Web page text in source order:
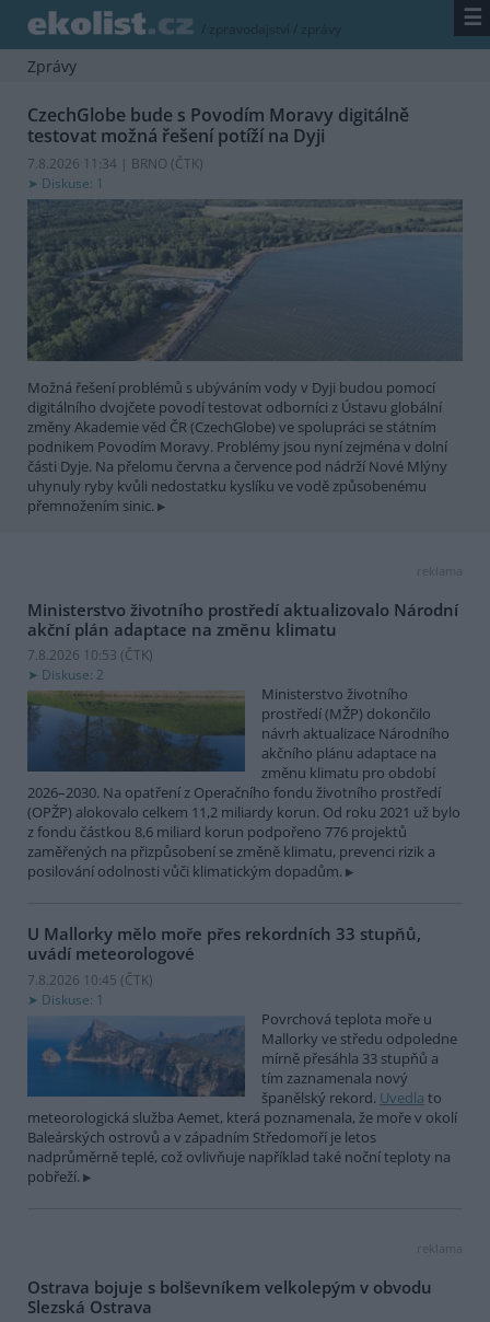
/ zpravodajství / zprávy ☰
Zprávy
CzechGlobe bude s Povodím Moravy digitálně
testovat možná řešení potíží na Dyji
7.8.2026 11:34 | BRNO (ČTK)
Diskuse: 1
Možná řešení problémů s ubýváním vody v Dyji budou pomocí
digitálního dvojčete povodí testovat odborníci z Ústavu globální
změny Akademie věd ČR (CzechGlobe) ve spolupráci se státním
podnikem Povodím Moravy. Problémy jsou nyní zejména v dolní
části Dyje. Na přelomu června a července pod nádrží Nové Mlýny
uhynuly ryby kvůli nedostatku kyslíku ve vodě způsobenému
přemnožením sinic.
reklama
Ministerstvo životního prostředí aktualizovalo Národní
akční plán adaptace na změnu klimatu
7.8.2026 10:53 (ČTK)
Diskuse: 2
Ministerstvo životního
prostředí (MŽP) dokončilo
návrh aktualizace Národního
akčního plánu adaptace na
změnu klimatu pro období
2026–2030. Na opatření z Operačního fondu životního prostředí
(OPŽP) alokovalo celkem 11,2 miliardy korun. Od roku 2021 už bylo
z fondu částkou 8,6 miliard korun podpořeno 776 projektů
zaměřených na přizpůsobení se změně klimatu, prevenci rizik a
posilování odolnosti vůči klimatickým dopadům.
U Mallorky mělo moře přes rekordních 33 stupňů,
uvádí meteorologové
7.8.2026 10:45 (ČTK)
Diskuse: 1
Povrchová teplota moře u
Mallorky ve středu odpoledne
mírně přesáhla 33 stupňů a
tím zaznamenala nový
španělský rekord. Uvedla to
meteorologická služba Aemet, která poznamenala, že moře v okolí
Baleárských ostrovů a v západním Středomoří je letos
nadprůměrně teplé, což ovlivňuje například také noční teploty na
pobřeží.
reklama
Ostrava bojuje s bolševníkem velkolepým v obvodu
Slezská Ostrava